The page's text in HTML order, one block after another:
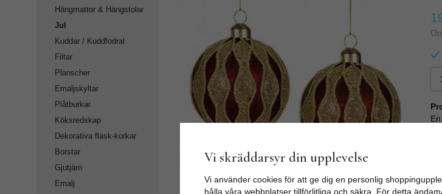
Hängmattor & Hängstolar
Jul
Kuddar / Kuddfodral
Filtar
Planscher
Emaljskyltar
Plåtburkar
Köksredskap
Dekorativa flask-korkar
Borstar
Gjutjärn
Emalj
Vi skräddarsyr din upplevelse
Vi använder cookies för att ge dig en personlig
hålla våra webbplatser tillförlitliga och säkra. För detta